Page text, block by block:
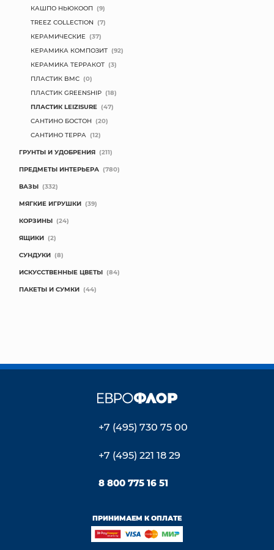
КАШПО НЬЮКООП (9)
TREEZ COLLECTION (7)
КЕРАМИЧЕСКИЕ (37)
КЕРАМИКА КОМПОЗИТ (92)
КЕРАМИКА ТЕРРАКОТ (3)
ПЛАСТИК BMC (0)
ПЛАСТИК GREENSHIP (18)
ПЛАСТИК LEIZISURE (47)
САНТИНО БОСТОН (20)
САНТИНО ТЕРРА (12)
ГРУНТЫ И УДОБРЕНИЯ (211)
ПРЕДМЕТЫ ИНТЕРЬЕРА (780)
ВАЗЫ (332)
МЯГКИЕ ИГРУШКИ (39)
КОРЗИНЫ (24)
ЯЩИКИ (2)
СУНДУКИ (8)
ИСКУССТВЕННЫЕ ЦВЕТЫ (84)
ПАКЕТЫ И СУМКИ (44)
+7 (495) 730 75 00
+7 (495) 221 18 29
8 800 775 16 51
ПРИНИМАЕМ К ОПЛАТЕ